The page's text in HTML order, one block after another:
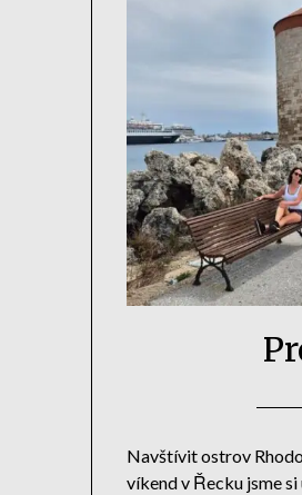
Navštívit ostrov
víkend v Řecku jsme